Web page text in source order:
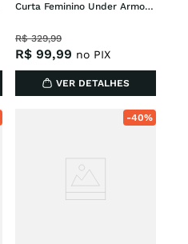
Curta Feminino Under Armour
R$ 329,99
R$ 99,99 no PIX
VER DETALHES
-40%